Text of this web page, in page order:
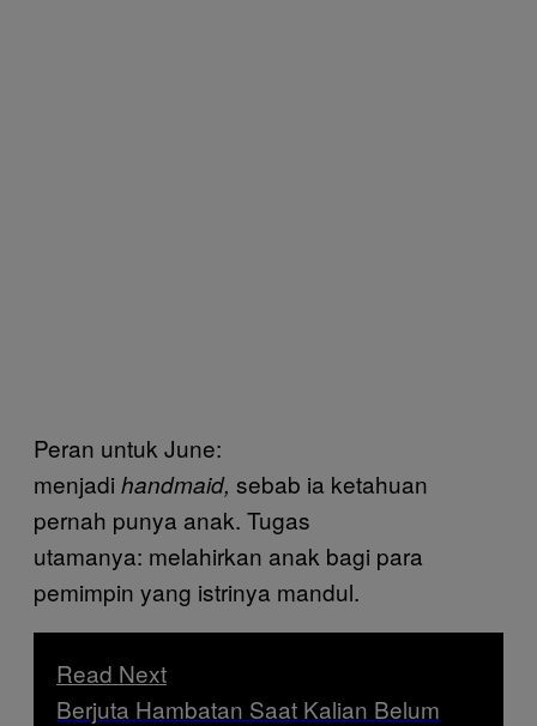
Peran untuk June:
menjadi handmaid, sebab ia ketahuan
pernah punya anak. Tugas
utamanya: melahirkan anak bagi para
pemimpin yang istrinya mandul.
Read Next
Berjuta Hambatan Saat Kalian Belum